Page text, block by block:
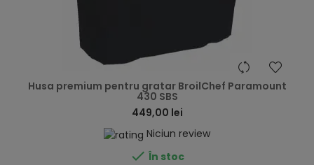
Husa premium pentru gratar BroilChef Paramount
430 SBS
449,00 lei
Niciun review
 În stoc